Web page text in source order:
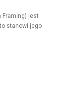
Framing) jest
stanowi jego